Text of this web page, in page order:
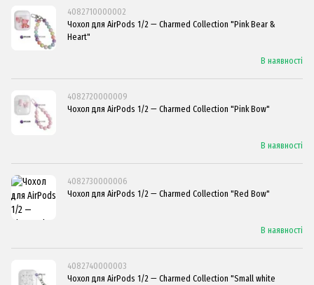
4082710000002
Чохол для AirPods 1/2 — Charmed Collection "Pink Bear &
Heart"
В наявності
4082720000009
Чохол для AirPods 1/2 — Charmed Collection "Pink Bow"
В наявності
4082730000006
Чохол для AirPods 1/2 — Charmed Collection "Red Bow"
В наявності
4082740000003
Чохол для AirPods 1/2 — Charmed Collection "Small white